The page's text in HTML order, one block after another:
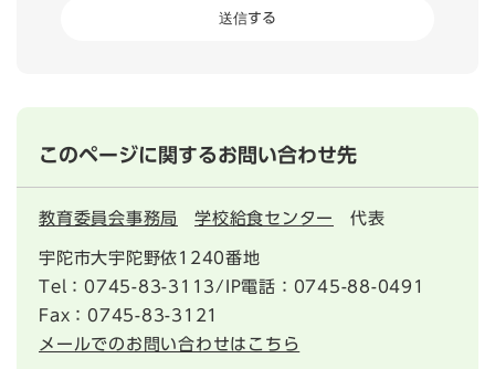
このページに関するお問い合わせ先
教育委員会事務局 学校給食センター 代表
宇陀市大宇陀野依1240番地
Tel：0745-83-3113/IP電話：0745-88-0491
Fax：0745-83-3121
メールでのお問い合わせはこちら